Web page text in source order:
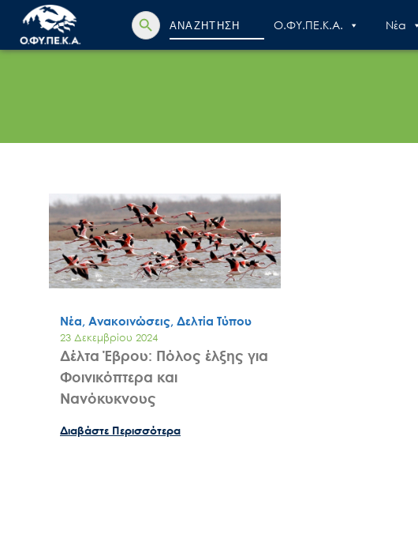
Search
for:
Search Button
Ο.ΦΥ.ΠΕ.Κ.Α. Nέα
Νέα, Ανακοινώσεις, Δελτία Τύπου
23 Δεκεμβρίου 2024
Δέλτα Έβρου: Πόλος έλξης για
Φοινικόπτερα και
Νανόκυκνους
Διαβάστε Περισσότερα